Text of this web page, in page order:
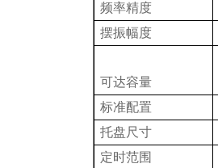
频率精度
摆振幅度
可达容量
标准配置
托盘尺寸
定时范围